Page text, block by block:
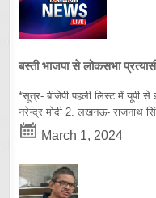
बस्ती भाजपा से लोकसभा
*सूत्र- बीजेपी पहली लिस्ट में यूपी से
नरेन्द्र मोदी 2. लखनऊ- राजनाथ
March 1, 2024